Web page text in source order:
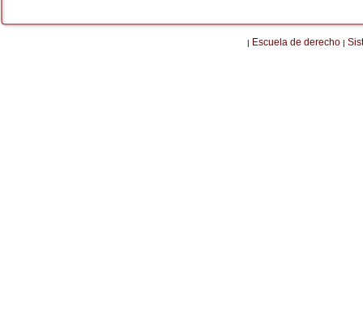
| Escuela de derecho |